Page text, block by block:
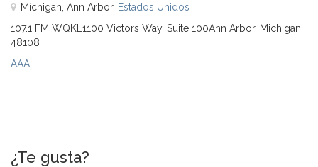
Míchigan, Ann Arbor, Estados Unidos
107.1 FM WQKL1100 Victors Way, Suite 100Ann Arbor, Michigan
48108
AAA
¿Te gusta?